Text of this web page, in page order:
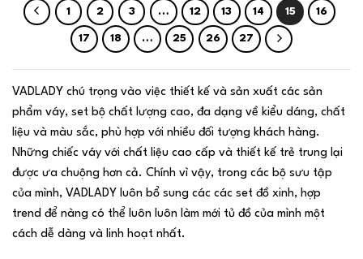
1 2 3 … 12 13 14 15 16
17 18 … 25 26 27
VADLADY chú trọng vào việc thiết kế và sản xuất các sản
phẩm váy, set bộ chất lượng cao, đa dạng về kiểu dáng, chất
liệu và màu sắc, phù hợp với nhiều đối tượng khách hàng.
Những chiếc váy với chất liệu cao cấp và thiết kế trẻ trung lại
được ưa chuộng hơn cả. Chính vì vậy, trong các bộ sưu tập
của mình, VADLADY luôn bổ sung các các set đồ xinh, hợp
trend để nàng có thể luôn luôn làm mới tủ đồ của mình một
cách dễ dàng và linh hoạt nhất.